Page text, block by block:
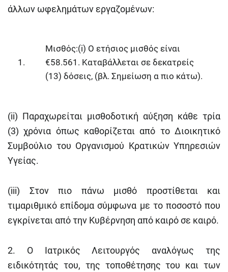
άλλων ωφελημάτων εργαζομένων:
1.
Μισθός:(i) Ο ετήσιος μισθός είναι
€58.561. Καταβάλλεται σε δεκατρείς
(13) δόσεις, (βλ. Σημείωση α πιο κάτω).
(ii) Παραχωρείται μισθοδοτική αύξηση κάθε τρία
(3) χρόνια όπως καθορίζεται από το Διοικητικό
Συμβούλιο του Οργανισμού Κρατικών Υπηρεσιών
Υγείας.
(iii) Στον πιο πάνω μισθό προστίθεται και
τιμαριθμικό επίδομα σύμφωνα με το ποσοστό που
εγκρίνεται από την Κυβέρνηση από καιρό σε καιρό.
2. Ο Ιατρικός Λειτουργός αναλόγως της
ειδικότητάς του, της τοποθέτησης του και των